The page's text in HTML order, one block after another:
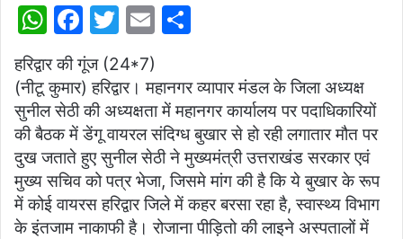
W
at
s
A
p
p
F
a
c
e
b
o
o
k
T
itt
er
E
ai
l
ar
e
हरिद्वार की गूंज (24*7)
(नीटू कुमार) हरिद्वार। महानगर व्यापार मंडल के जिला अध्यक्ष
सुनील सेठी की अध्यक्षता में महानगर कार्यालय पर पदाधिकारियों
की बैठक में डेंगू वायरल संदिग्ध बुखार से हो रही लगातार मौत पर
दुख जताते हुए सुनील सेठी ने मुख्यमंत्री उत्तराखंड सरकार एवं
मुख्य सचिव को पत्र भेजा, जिसमे मांग की है कि ये बुखार के रूप
में कोई वायरस हरिद्वार जिले में कहर बरसा रहा है, स्वास्थ्य विभाग
के इंतजाम नाकाफी है। रोजाना पीड़ितो की लाइने अस्पतालों में